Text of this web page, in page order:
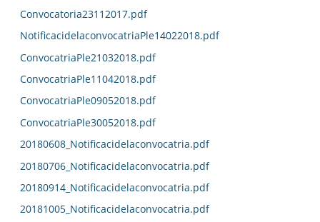
Convocatoria23112017.pdf
NotificacidelaconvocatriaPle14022018.pdf
ConvocatriaPle21032018.pdf
ConvocatriaPle11042018.pdf
ConvocatriaPle09052018.pdf
ConvocatriaPle30052018.pdf
20180608_Notificacidelaconvocatria.pdf
20180706_Notificacidelaconvocatria.pdf
20180914_Notificacidelaconvocatria.pdf
20181005_Notificacidelaconvocatria.pdf